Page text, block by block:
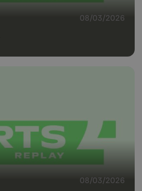
08/03/2026
08/03/2026